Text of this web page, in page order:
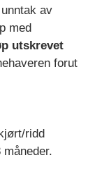
av
med
utskrevet
forut
ridd